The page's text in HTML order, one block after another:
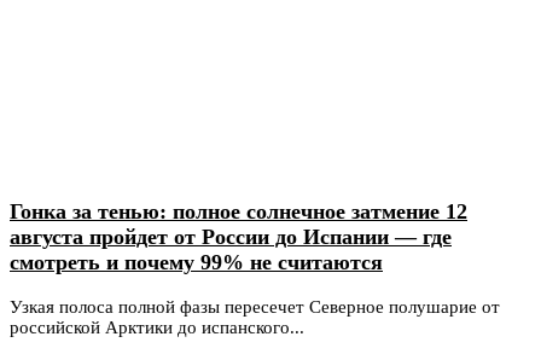
Гонка за тенью: полное солнечное затмение 12
августа пройдет от России до Испании — где
смотреть и почему 99% не считаются
Узкая полоса полной фазы пересечет Северное полушарие от
российской Арктики до испанского...